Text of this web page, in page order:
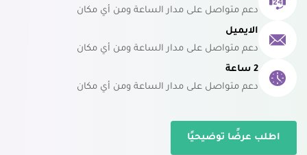
دعم متواصل على مدار الساعة ومن أي مكان
الايميل
دعم متواصل على مدار الساعة ومن أي مكان
2 ساعة
دعم متواصل على مدار الساعة ومن أي مكان
اطلب عرضًا توضيحيًا